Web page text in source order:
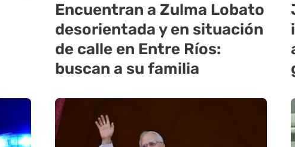
Encuentran a Zulma Lobato
desorientada y en situación
de calle en Entre Ríos:
buscan a su familia